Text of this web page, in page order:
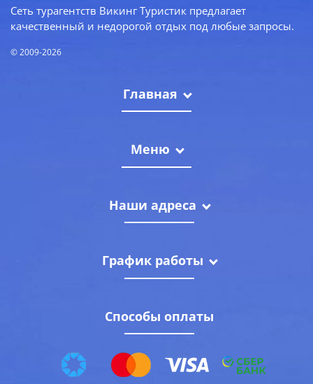
Сеть турагентств Викинг Туристик предлагает
качественный и недорогой отдых под любые запросы.
© 2009-2026
Наши адреса
График работы
Способы оплаты
Главная
Меню